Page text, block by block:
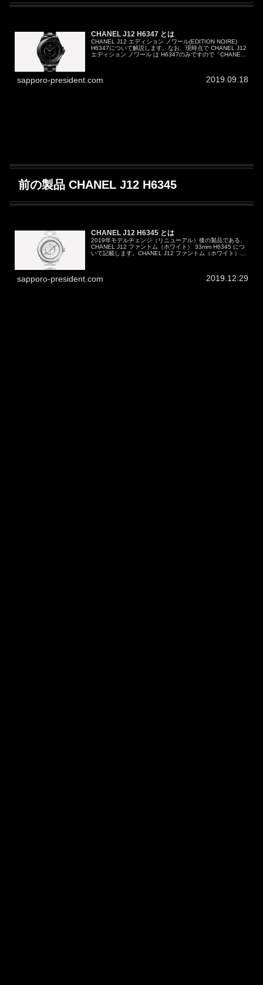
CHANEL J12 H6347 とは
CHANEL J12 エディション ノワール(EDITION NOIRE)
H6347について解説します。なお、現時点で CHANEL J12
エディション ノワール は H6347のみですので「CHANEL
sapporo-president.com 2019.09.18
前の製品 CHANEL J12 H6345
CHANEL J12 H6345 とは
2019年モデルチェンジ（リニューアル）後の製品である、
CHANEL J12 ファントム（ホワイト） 33mm H6345 につ
いて記載します。CHANEL J12 ファントム（ホワイト）
sapporo-president.com 2019.12.29